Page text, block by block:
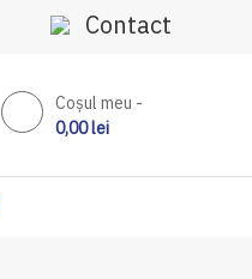
Contact
Coşul meu
0,00 lei